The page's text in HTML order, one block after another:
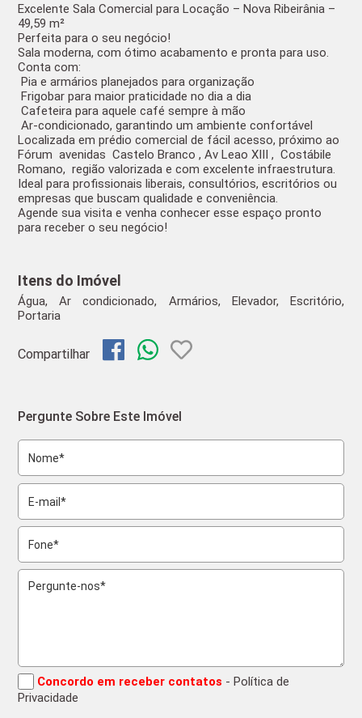
Excelente Sala Comercial para Locação – Nova Ribeirânia –
49,59 m²
Perfeita para o seu negócio!
Sala moderna, com ótimo acabamento e pronta para uso.
Conta com:
Pia e armários planejados para organização
Frigobar para maior praticidade no dia a dia
Cafeteira para aquele café sempre à mão
Ar-condicionado, garantindo um ambiente confortável
Localizada em prédio comercial de fácil acesso, próximo ao
Fórum avenidas Castelo Branco , Av Leao XIII , Costábile
Romano, região valorizada e com excelente infraestrutura.
Ideal para profissionais liberais, consultórios, escritórios ou
empresas que buscam qualidade e conveniência.
Agende sua visita e venha conhecer esse espaço pronto
para receber o seu negócio!
Itens do Imóvel
Água, Ar condicionado, Armários, Elevador, Escritório,
Portaria
Compartilhar
Pergunte Sobre Este Imóvel
Concordo em receber contatos - Política de
Privacidade